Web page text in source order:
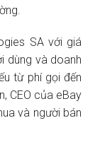
SA với giá
dùng và doanh
từ phí gọi đến
CEO của eBay
và người bán